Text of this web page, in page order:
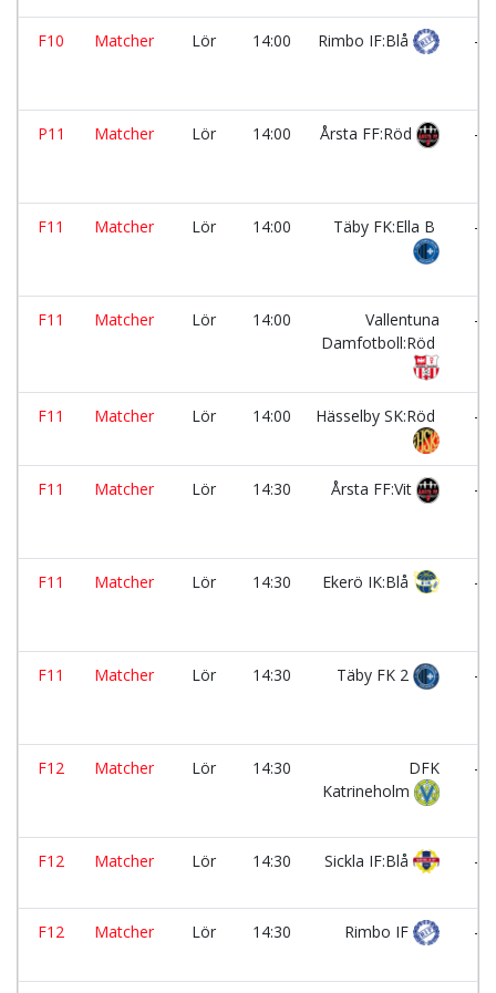
F10 Matcher Lör 14:00 Rimbo IF:Blå -
P11 Matcher Lör 14:00 Årsta FF:Röd -
F11 Matcher Lör 14:00 Täby FK:Ella B -
F11 Matcher Lör 14:00
Vallentuna
Damfotboll:Röd
-
F11 Matcher Lör 14:00 Hässelby SK:Röd -
F11 Matcher Lör 14:30 Årsta FF:Vit -
F11 Matcher Lör 14:30 Ekerö IK:Blå -
F11 Matcher Lör 14:30 Täby FK 2 -
F12 Matcher Lör 14:30
DFK
Katrineholm
-
F12 Matcher Lör 14:30 Sickla IF:Blå -
F12 Matcher Lör 14:30 Rimbo IF -